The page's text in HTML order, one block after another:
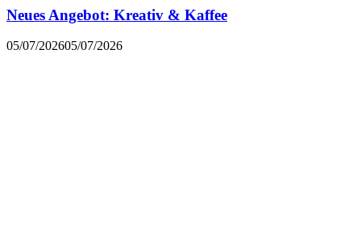
Neues Angebot: Kreativ & Kaffee
05/07/202605/07/2026